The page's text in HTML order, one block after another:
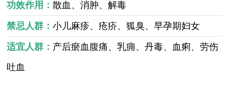
功效作用：散血、消肿、解毒
禁忌人群：小儿麻疹、疮疥、狐臭、早孕期妇女
适宜人群： 产后瘀血腹痛、乳痈、丹毒、血痢、劳伤
吐血